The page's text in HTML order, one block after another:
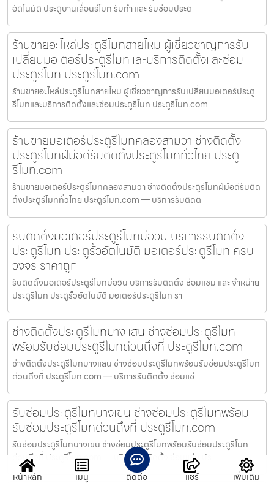
อัตโนมัติ ประตูบานเลื่อนรีโมท รับทำ และ รับซ่อมประต
ร้านขายอะไหล่ประตูรีโมทสายไหม ผู้เชี่ยวชาญการรับ
เปลี่ยนมอเตอร์ประตูรีโมทและบริการติดตั้งและซ่อม
ประตูรีโมท ประตูรีโมท.com
ร้านขายอะไหล่ประตูรีโมทสายไหม ผู้เชี่ยวชาญการรับเปลี่ยนมอเตอร์ประตู
รีโมทและบริการติดตั้งและซ่อมประตูรีโมท ประตูรีโมท.com
ร้านขายมอเตอร์ประตูรีโมทคลองสามวา ช่างติดตั้ง
ประตูรีโมทฝีมือดีรับติดตั้งประตูรีโมททั่วไทย ประตู
รีโมท.com
ร้านขายมอเตอร์ประตูรีโมทคลองสามวา ช่างติดตั้งประตูรีโมทฝีมือดีรับติด
ตั้งประตูรีโมททั่วไทย ประตูรีโมท.com — บริการรับติดต
รับติดตั้งมอเตอร์ประตูรีโมทบ่อวิน บริการรับติดตั้ง
ประตูรีโมท ประตูรั้วอัตโนมัติ มอเตอร์ประตูรีโมท ครบ
วงจร ราคาถูก
รับติดตั้งมอเตอร์ประตูรีโมทบ่อวิน บริการรับติดตั้ง ซ่อมแซม และ จำหน่าย
ประตูรีโมท ประตูรั้วอัตโนมัติ มอเตอร์ประตูรีโมท รา
ช่างติดตั้งประตูรีโมทบางแสน ช่างซ่อมประตูรีโมท
พร้อมรับซ่อมประตูรีโมทด่วนถึงที่ ประตูรีโมท.com
ช่างติดตั้งประตูรีโมทบางแสน ช่างซ่อมประตูรีโมทพร้อมรับซ่อมประตูรีโมท
ด่วนถึงที่ ประตูรีโมท.com — บริการรับติดตั้ง ซ่อมแซ่
รับซ่อมประตูรีโมทบางเขน ช่างซ่อมประตูรีโมทพร้อม
รับซ่อมประตูรีโมทด่วนถึงที่ ประตูรีโมท.com
รับซ่อมประตูรีโมทบางเขน ช่างซ่อมประตูรีโมทพร้อมรับซ่อมประตูรีโมท
ด่วนถึงที่ ประตูรีโมท.com — บริการรับติดตั้ง ซ่อมแซ่ม ปร
หน้าหลัก
เมนู ติดต่อ แชร์ เพิ่มเติม